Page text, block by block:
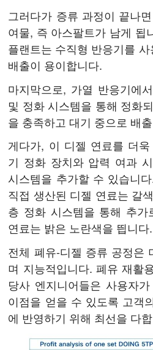
그러다가 증류 과정이 끝나
여물, 즉 아스팔트가 남게 됩
플랜트는 수직형 반응기를
배출이 용이합니다.
마지막으로, 가열 반응기에
및 정화 시스템을 통해 정화
을 충족하고 대기 중으로 배
게다가, 이 디젤 연료를 더
기 정화 장치와 압력 여과
시스템을 추가할 수 있습니
직접 생산된 디젤 연료는 갈
층 정화 시스템을 통해 추
연료는 밝은 노란색을 띕니다.
전체 폐유-디젤 증류 공정은
며 지능적입니다. 폐유 재활
당사 엔지니어들은 사용자
이점을 얻을 수 있도록 고객
에 반영하기 위해 최선을 다